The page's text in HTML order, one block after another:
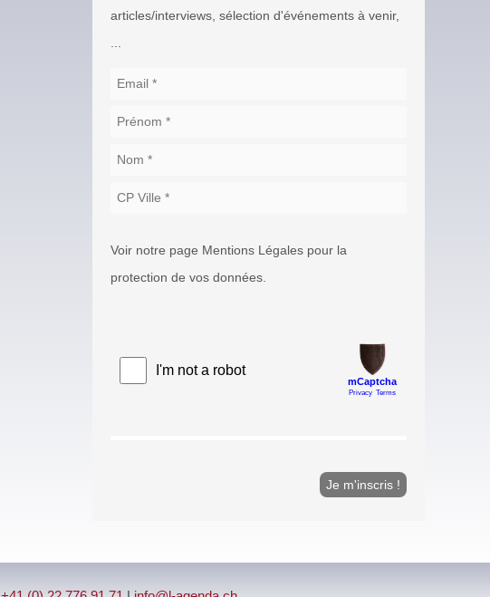
articles/interviews, sélection d'événements à venir,
Voir notre page Mentions Légales pour la
protection de vos données.